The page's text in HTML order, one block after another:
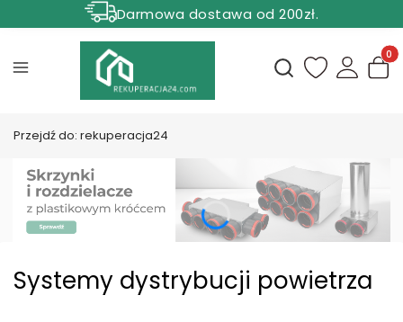
Darmowa dostawa od 200zł.
Rabat 5% dla zamówień powyżej 1000 zł.
Otwórz
Przejdź do: rekuperacja24
Systemy dystrybucji powietrza